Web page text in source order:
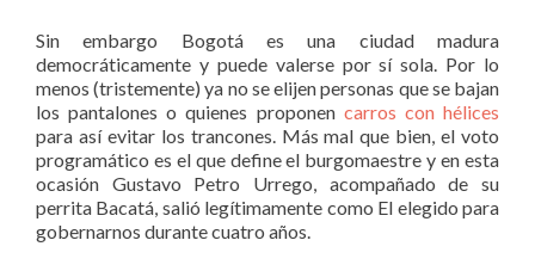
Sin embargo Bogotá es una ciudad madura
democráticamente y puede valerse por sí sola. Por lo
menos (tristemente) ya no se elijen personas que se bajan
los pantalones o quienes proponen carros con hélices
para así evitar los trancones. Más mal que bien, el voto
programático es el que define el burgomaestre y en esta
ocasión Gustavo Petro Urrego, acompañado de su
perrita Bacatá, salió legítimamente como El elegido para
gobernarnos durante cuatro años.